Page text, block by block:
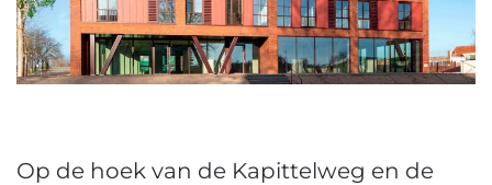
Op de hoek van de Kapittelweg en de